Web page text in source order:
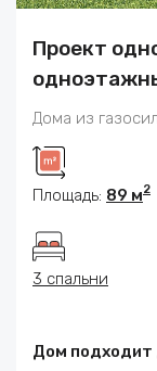
Проект
Дома из
Площадь: 89 м2
3 спальни
Дом подходит